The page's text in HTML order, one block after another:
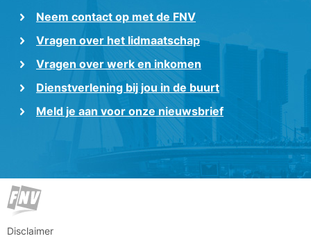
Neem contact op met de FNV
Vragen over het lidmaatschap
Vragen over werk en inkomen
Dienstverlening bij jou in de buurt
Meld je aan voor onze nieuwsbrief
Disclaimer